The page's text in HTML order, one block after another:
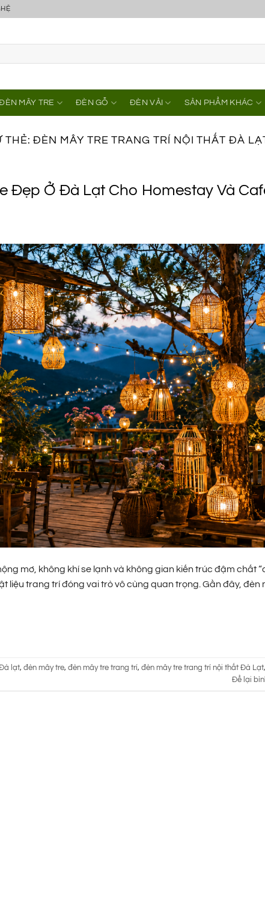
MÂY TRE ĐÈN GỖ ĐÈN VẢI SẢN PHẨM KHÁC
THẺ:ĐÈN MÂY TRE TRANG TRÍ NỘI THẤT ĐÀ
Đẹp Ở Đà Lạt Cho Homestay Và
mơ, không khí se lạnh và không gian kiến trúc đậm chất
liệu trang trí đóng vai trò vô cùng quan trọng. Gần đây, đèn
lạt, đèn mây tre, đèn mây tre trang trí, đèn mây tre trang trí nội thất Đà Lạt,
Để lại